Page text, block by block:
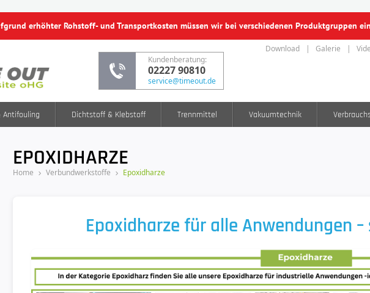
erhöhter Rohstoff- und Transportkosten müssen wir bei verschiedenen Produktgruppen
Kundenberatung:
02227 90810
service@timeout.de
Download Galerie
Antifouling Dichtstoff & Klebstoff Trennmittel Vakuumtechnik
EPOXIDHARZE
Home Verbundwerkstoffe Epoxidharze
Epoxidharze für alle Anwendungen